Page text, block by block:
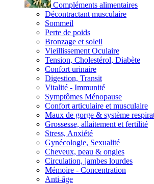
Compléments alimentaires
Décontractant musculaire
Sommeil
Perte de poids
Bronzage et soleil
Vieillissement Oculaire
Tension, Cholestérol, Diabète
Confort urinaire
Digestion, Transit
Vitalité - Immunité
Symptômes Ménopause
Confort articulaire et musculaire
Maux de gorge & système
Grossesse, allaitement et fertilité
Stress, Anxiété
Gynécologie, Sexualité
Cheveux, peau & ongles
Circulation, jambes lourdes
Mémoire - Concentration
Anti-âge